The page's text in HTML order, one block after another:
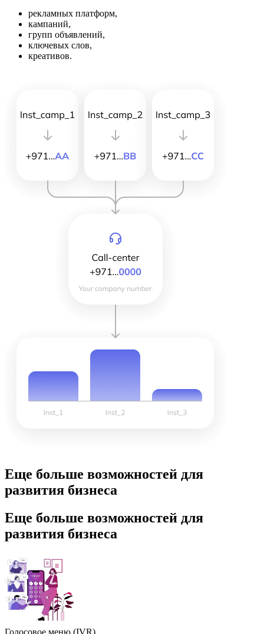
рекламных платформ,
кампаний,
групп объявлений,
ключевых слов,
креативов.
Еще больше возможностей для
развития бизнеса
Еще больше возможностей для
развития бизнеса
Голосовое меню (IVR)